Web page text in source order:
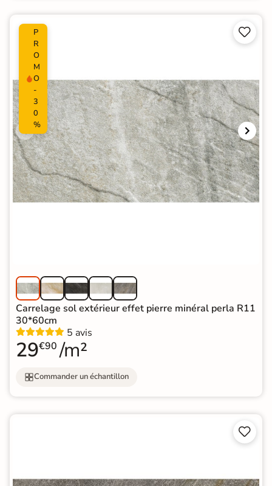
P
R
O
M
O
-
3
0
%


Carrelage sol extérieur effet pierre minéral perla R11
30*60cm
5 avis
29€90 /m²
Commander un échantillon

